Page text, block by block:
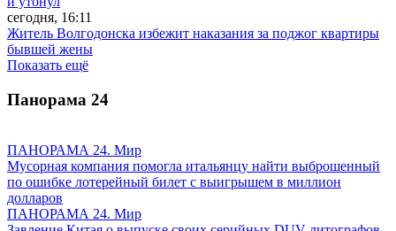
сегодня, 16:11
Житель Волгодонска избежит наказания за поджог квартиры
бывшей жены
Показать ещё
Панорама 24
ПАНОРАМА 24. Мир
Мусорная компания помогла итальянцу найти выброшенный
по ошибке лотерейный билет с выигрышем в миллион
долларов
ПАНОРАМА 24. Мир